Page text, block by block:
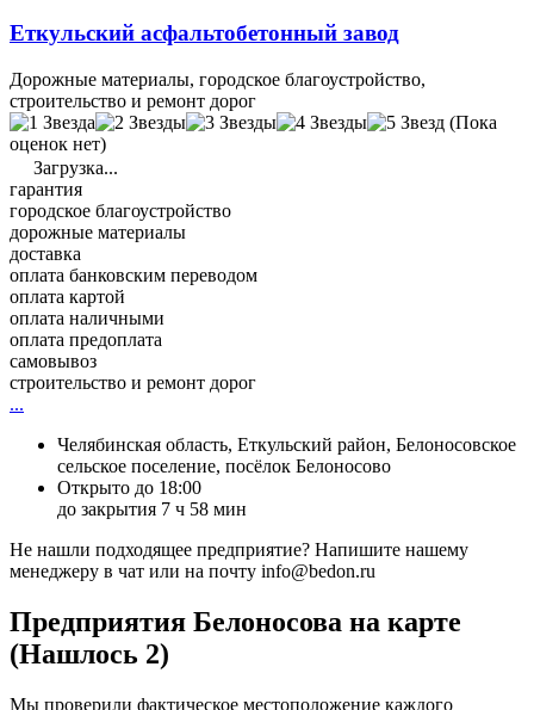
Еткульский асфальтобетонный завод
Дорожные материалы, городское благоустройство,
строительство и ремонт дорог
(Пока
оценок нет)
Загрузка...
гарантия
городское благоустройство
дорожные материалы
доставка
оплата банковским переводом
оплата картой
оплата наличными
оплата предоплата
самовывоз
строительство и ремонт дорог
...
Челябинская область, Еткульский район, Белоносовское
сельское поселение, посёлок Белоносово
Открыто до 18:00
до закрытия 7 ч 58 мин
Не нашли подходящее предприятие? Напишите нашему
менеджеру в чат или на почту info@bedon.ru
Предприятия Белоносова на карте
(Нашлось 2)
Мы проверили фактическое местоположение каждого